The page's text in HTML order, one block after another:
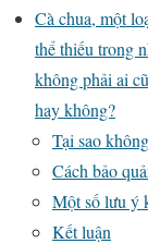
Cà chua, một
thể thiếu trong
không phải ai
hay không?
Tại sao
Cách bảo
Một số lưu ý
Kết luận